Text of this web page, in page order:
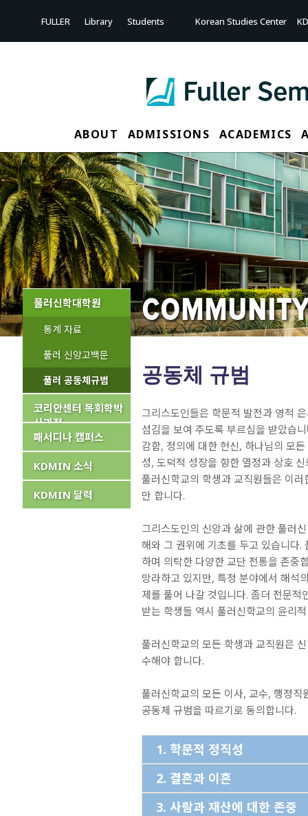
FULLER Library Students Korean Studies Center
ABOUT ADMISSIONS ACADEMICS
풀러신학대학원
통계 자료
풀러 신앙고백문
풀러 공동체규범
코리안센터 목회학박
사과정
패서디나 캠퍼스
KDMIN 소식
KDMIN 달력
공동체 규범
그리스도인들은 학문적 발전과 영적
섬김을 보여 주도록 부르심을 받았습
감함, 정의에 대한 헌신, 하나님의 모
성, 도덕적 성장을 향한 열정과 상호
풀러신학교의 학생과 교직원들은 이
만 합니다.
그리스도인의 신앙과 삶에 관한 풀러
해와 그 권위에 기초를 두고 있습니다
하며 의탁한 다양한 교단 전통을 존중
망라하고 있지만, 특정 분야에서 해석
제를 풀어 나갈 것입니다. 좀더 전문
받는 학생들 역시 풀러신학교의 윤리
풀러신학교의 모든 학생과 교직원은
수해야 합니다.
풀러신학교의 모든 이사, 교수, 행정
공동체 규범을 따르기로 동의합니다.
1. 학문적 정직성
2. 결혼과 이혼
3. 사람과 재산에 대한 존중